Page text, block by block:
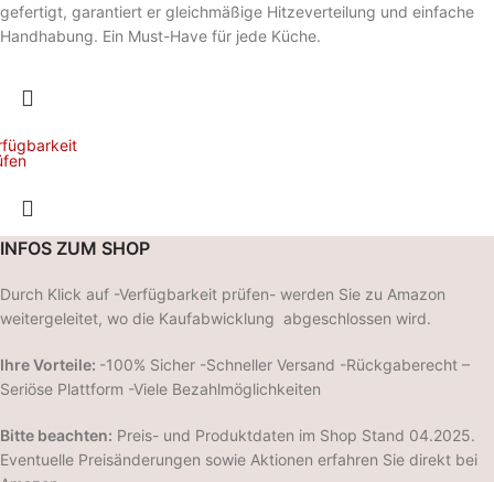
gefertigt, garantiert er gleichmäßige Hitzeverteilung und einfache
Handhabung. Ein Must-Have für jede Küche.
INFOS ZUM SHOP
Durch Klick auf -Verfügbarkeit prüfen- werden Sie zu Amazon
weitergeleitet, wo die Kaufabwicklung abgeschlossen wird.
Ihre Vorteile: -100% Sicher -Schneller Versand -Rückgaberecht –
Seriöse Plattform -Viele Bezahlmöglichkeiten
Bitte beachten: Preis- und Produktdaten im Shop Stand 04.2025.
Eventuelle Preisänderungen sowie Aktionen erfahren Sie direkt bei